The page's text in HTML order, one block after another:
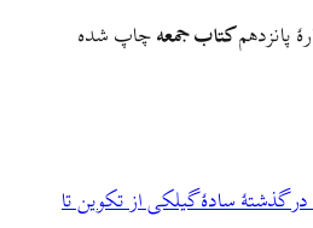
پانزدهمکتاب جمعهچاپ شده
گذشتهٔ سادهٔ گیلکی از تکوین تا